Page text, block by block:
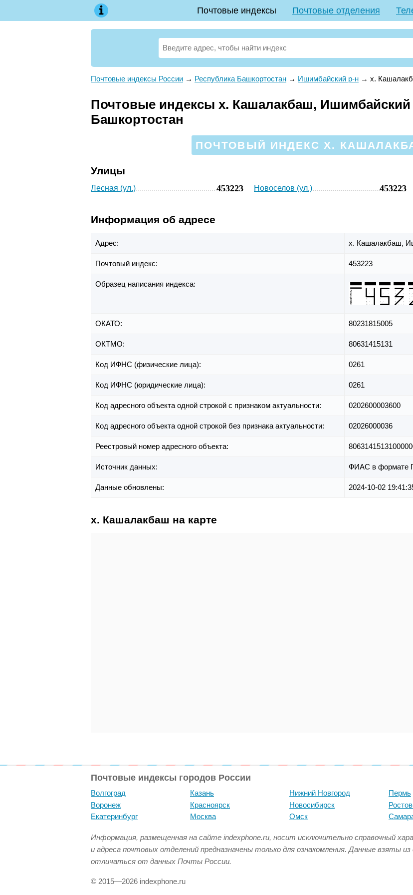
Почтовые индексы Почтовые отделения
Почтовые индексы России → Республика Башкортостан → Ишимбайский р-н → х.
Почтовые индексы х. Кашалакбаш, Ишимбайский
Башкортостан
ПОЧТОВЫЙ ИНДЕКС Х.
Улицы
Лесная (ул.) 453223 Новоселов (ул.) 453223
Информация об адресе
Адрес: х. Кашалакбаш,
Почтовый индекс: 453223
Образец написания индекса:
ОКАТО: 80231815005
ОКТМО: 80631415131
Код ИФНС (физические лица): 0261
Код ИФНС (юридические лица): 0261
Код адресного объекта одной строкой с признаком актуальности: 0202600003600
Код адресного объекта одной строкой без признака актуальности: 02026000036
Реестровый номер адресного объекта:
Источник данных: ФИАС в формате
Данные обновлены: 2024-10-02
х. Кашалакбаш на карте
Почтовые индексы городов России
Волгоград
Воронеж
Екатеринбург
Казань
Красноярск
Москва
Нижний Новгород
Новосибирск
Омск
Пермь
Информация, размещенная на сайте indexphone.ru, носит исключительно справочный
и адреса почтовых отделений предназначены только для ознакомления. Данные взяты
отличаться от данных Почты России.
© 2015—2026 indexphone.ru